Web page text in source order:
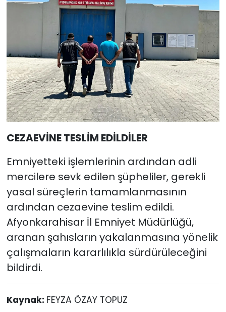
CEZAEVİNE TESLİM EDİLDİLER
Emniyetteki işlemlerinin ardından adli
mercilere sevk edilen şüpheliler, gerekli
yasal süreçlerin tamamlanmasının
ardından cezaevine teslim edildi.
Afyonkarahisar İl Emniyet Müdürlüğü,
aranan şahısların yakalanmasına yönelik
çalışmaların kararlılıkla sürdürüleceğini
bildirdi.
Kaynak: FEYZA ÖZAY TOPUZ